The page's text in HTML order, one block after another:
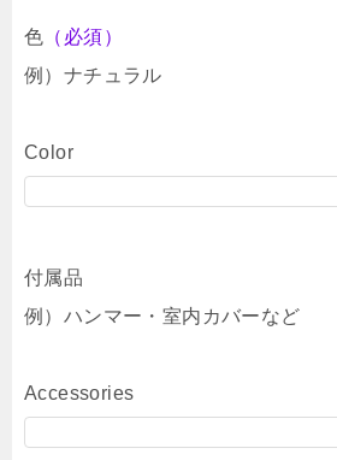
色 （必須）
例）ナチュラル
Color
付属品
例）ハンマー・室内カバーなど
Accessories